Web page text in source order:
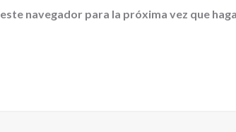
navegador para la próxima vez que